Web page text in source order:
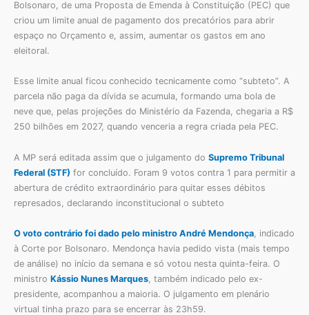
Bolsonaro, de uma Proposta de Emenda à Constituição (PEC) que
criou um limite anual de pagamento dos precatórios para abrir
espaço no Orçamento e, assim, aumentar os gastos em ano
eleitoral.
Esse limite anual ficou conhecido tecnicamente como “subteto”. A
parcela não paga da dívida se acumula, formando uma bola de
neve que, pelas projeções do Ministério da Fazenda, chegaria a R$
250 bilhões em 2027, quando venceria a regra criada pela PEC.
A MP será editada assim que o julgamento do Supremo Tribunal
Federal (STF) for concluído. Foram 9 votos contra 1 para permitir a
abertura de crédito extraordinário para quitar esses débitos
represados, declarando inconstitucional o subteto
O voto contrário foi dado pelo ministro André Mendonça , indicado
à Corte por Bolsonaro. Mendonça havia pedido vista (mais tempo
de análise) no início da semana e só votou nesta quinta-feira. O
ministro Kássio Nunes Marques , também indicado pelo ex-
presidente, acompanhou a maioria. O julgamento em plenário
virtual tinha prazo para se encerrar às 23h59.